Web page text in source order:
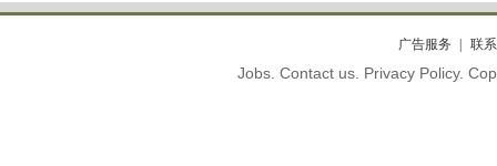
广告服务 联
Jobs. Contact us. Privacy Policy.